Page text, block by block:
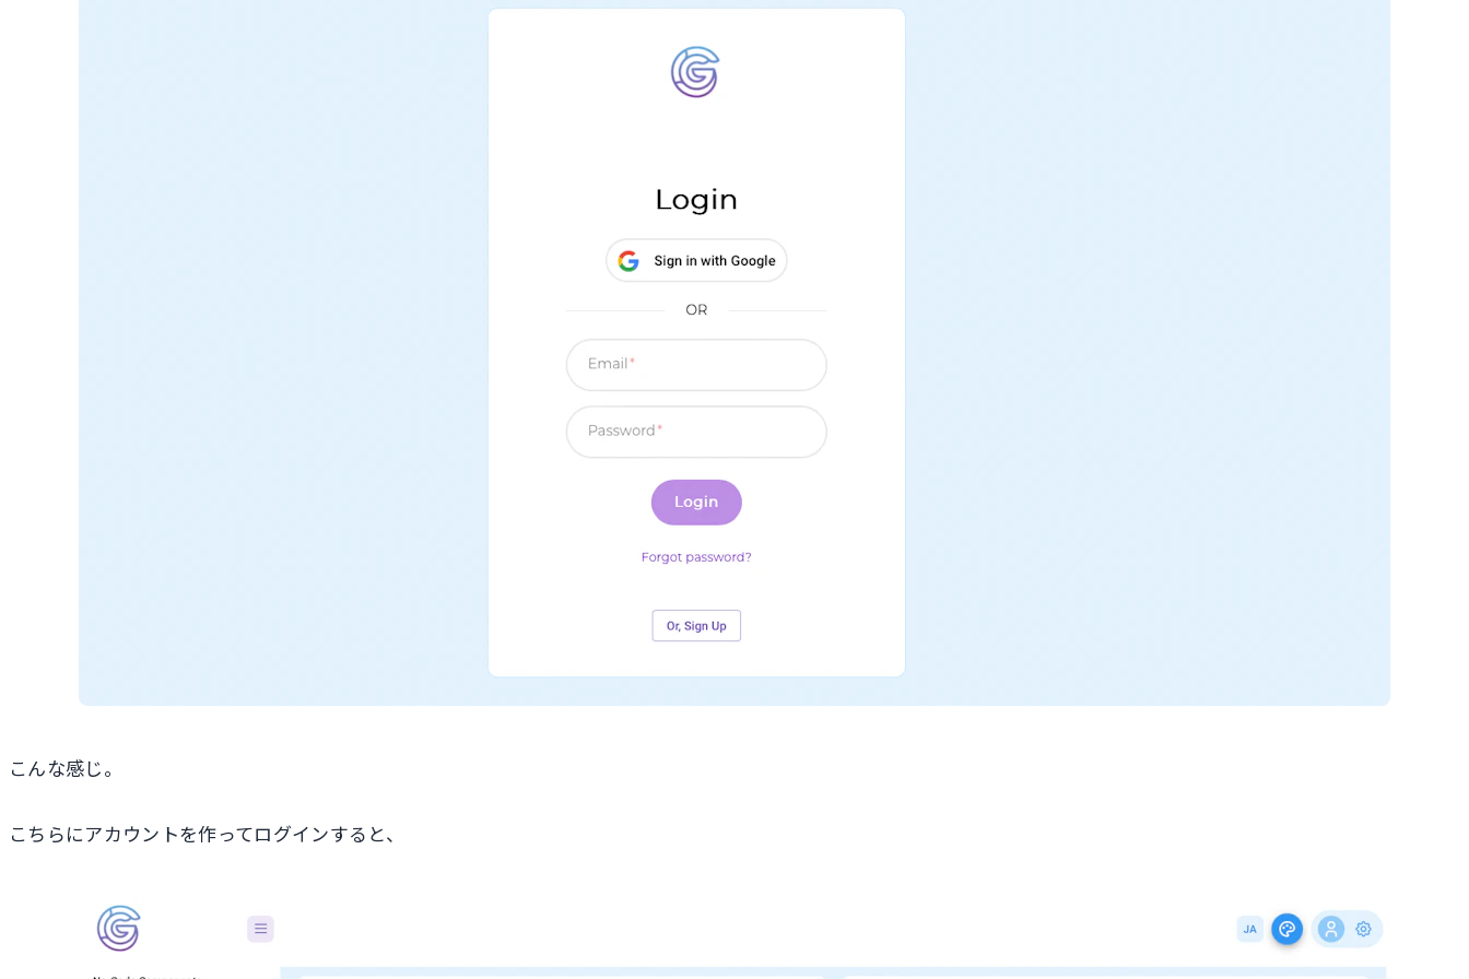
こんな感じ。
こちらにアカウントを作ってログインすると、